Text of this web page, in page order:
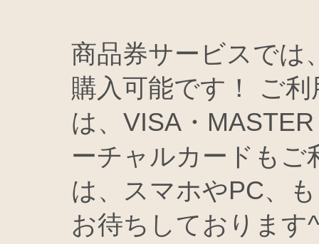
商品券サービスでは
購入可能です！ ご
は、VISA・
ーチャルカードも
は、スマホやPC、
お待ちしております